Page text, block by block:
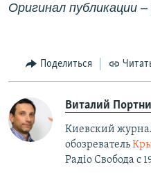
Оригинал публикации –​
Поделиться
Виталий
Киевский
обозреватель
Радiо Свобода с